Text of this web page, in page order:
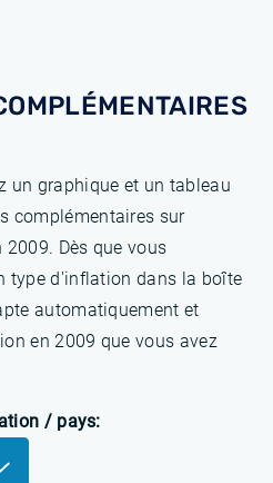
un graphique et un tableau
complémentaires sur
Dès que vous
type d'inflation dans la boîte
automatiquement et
en 2009 que vous avez
/ pays: